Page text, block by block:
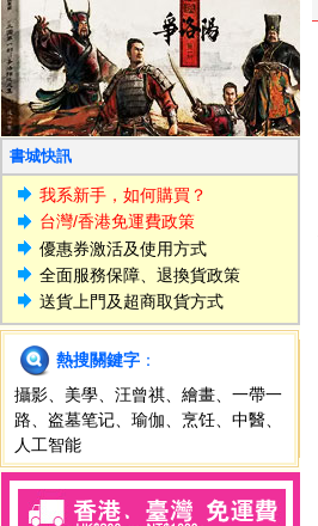
書城快訊
我系新手，如何購買？
台灣/香港免運費政策
優惠券激活及使用方式
全面服務保障、退換貨政策
送貨上門及超商取貨方式
熱搜關鍵字 ：
攝影
美學 汪曾祺 繪畫
一帶一
路
盗墓笔记 瑜伽 烹饪 中醫
人工智能